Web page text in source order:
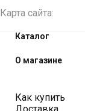
Карта сайта:
Каталог
О магазине
Как купить